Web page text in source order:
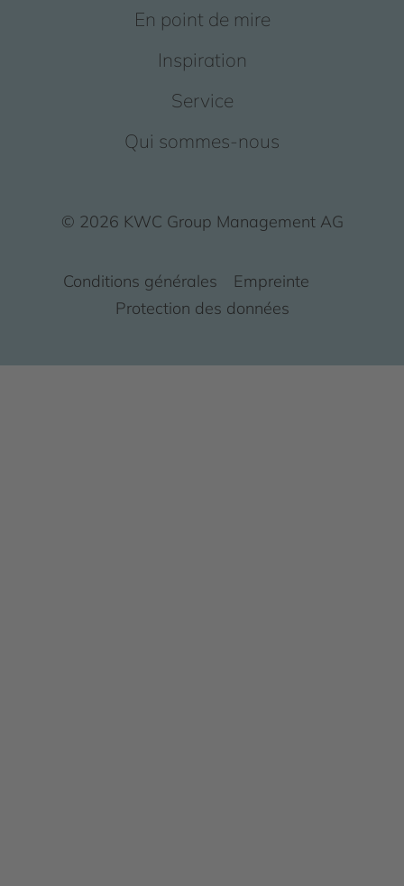
En point de mire
Inspiration
Service
Qui sommes-nous
© 2026 KWC Group Management AG
Conditions générales
Empreinte
Protection des données